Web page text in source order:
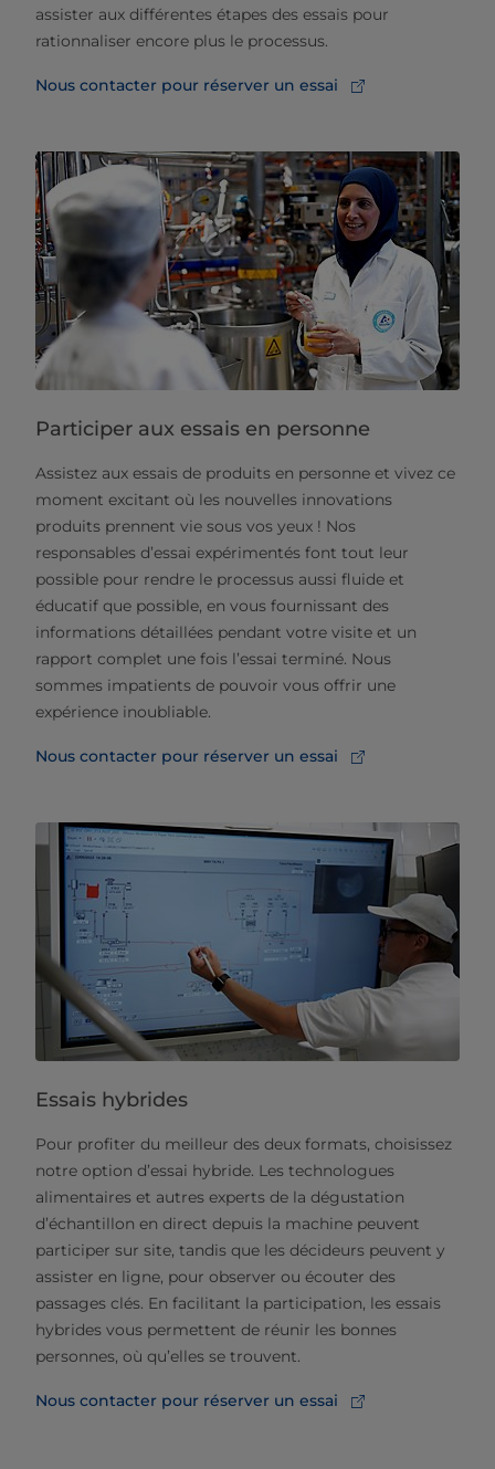
assister aux différentes étapes des essais pour
rationnaliser encore plus le processus.
Nous contacter pour réserver un essai
Participer aux essais en personne
Assistez aux essais de produits en personne et vivez ce
moment excitant où les nouvelles innovations
produits prennent vie sous vos yeux ! Nos
responsables d’essai expérimentés font tout leur
possible pour rendre le processus aussi fluide et
éducatif que possible, en vous fournissant des
informations détaillées pendant votre visite et un
rapport complet une fois l’essai terminé. Nous
sommes impatients de pouvoir vous offrir une
expérience inoubliable.
Nous contacter pour réserver un essai
Essais hybrides
Pour profiter du meilleur des deux formats, choisissez
notre option d’essai hybride. Les technologues
alimentaires et autres experts de la dégustation
d’échantillon en direct depuis la machine peuvent
participer sur site, tandis que les décideurs peuvent y
assister en ligne, pour observer ou écouter des
passages clés. En facilitant la participation, les essais
hybrides vous permettent de réunir les bonnes
personnes, où qu’elles se trouvent.
Nous contacter pour réserver un essai